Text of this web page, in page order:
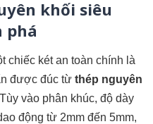
khối siêu
phá
chiếc két an toàn chính là
được đúc từ thép nguyên
vào phân khúc, độ dày
động từ 2mm đến 5mm,